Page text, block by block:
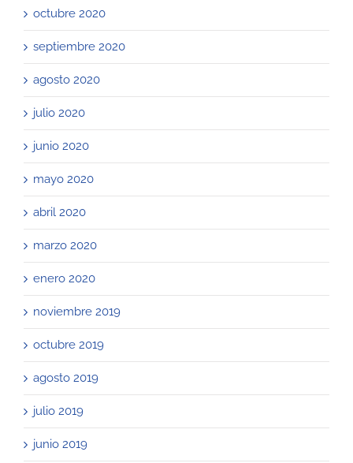
octubre 2020
septiembre 2020
agosto 2020
julio 2020
junio 2020
mayo 2020
abril 2020
marzo 2020
enero 2020
noviembre 2019
octubre 2019
agosto 2019
julio 2019
junio 2019